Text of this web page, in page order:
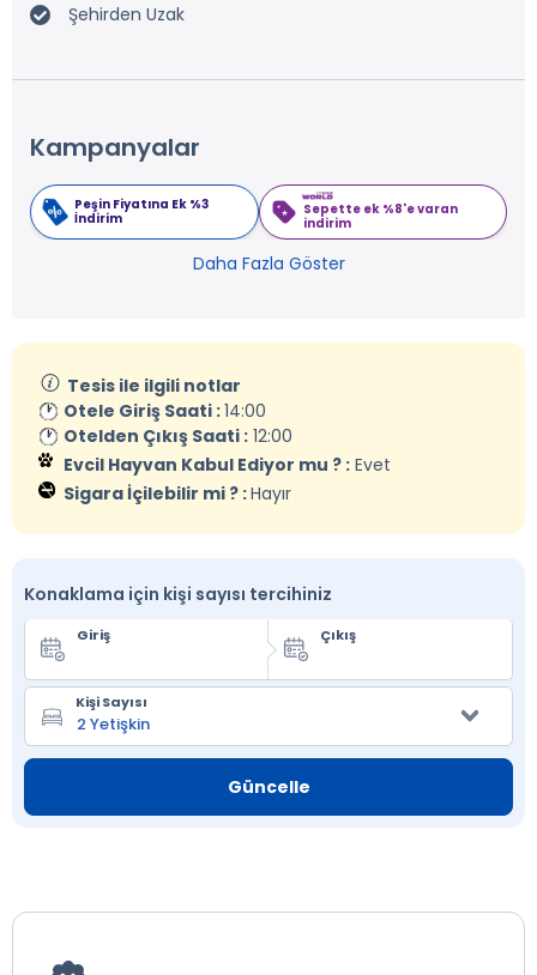
Şehirden Uzak
Kampanyalar
Peşin Fiyatına Ek %3
İndirim
Sepette ek %8'e varan
indirim
Daha Fazla Göster
Tesis ile ilgili notlar
Otele Giriş Saati :14:00
Otelden Çıkış Saati : 12:00
Evcil Hayvan Kabul Ediyor mu ? : Evet
Sigara İçilebilir mi ? :Hayır
Konaklama için kişi sayısı tercihiniz
Giriş Çıkış
Kişi Sayısı
Güncelle